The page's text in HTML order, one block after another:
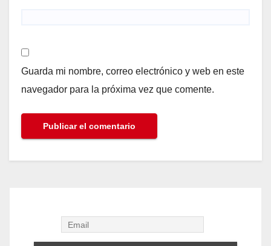
Guarda mi nombre, correo electrónico y web en este
navegador para la próxima vez que comente.